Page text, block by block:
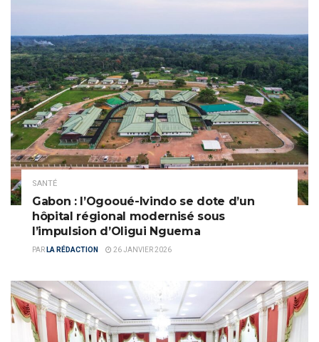
SANTÉ
Gabon : l’Ogooué-Ivindo se dote d’un
hôpital régional modernisé sous
l’impulsion d’Oligui Nguema
PAR LA RÉDACTION 26 JANVIER 2026